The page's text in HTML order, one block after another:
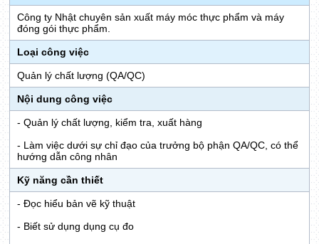
Công ty Nhật chuyên sản xuất máy móc thực phẩm và máy
đóng gói thực phẩm.
Loại công việc
Quản lý chất lượng (QA/QC)
Nội dung công việc
- Quản lý chất lượng, kiểm tra, xuất hàng
- Làm việc dưới sự chỉ đạo của trưởng bộ phận QA/QC, có thể
hướng dẫn công nhân
Kỹ năng cần thiết
- Đọc hiểu bản vẽ kỹ thuật
- Biết sử dụng dụng cụ đo